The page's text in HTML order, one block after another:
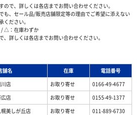
で、詳しくは各店までお問い合わせください。
、セール品/販売店舗限定等の理由でご希望に添えない
ください。
/ △：在庫わずか
詳しくは各店までお問い合わせください。
舗名 在庫
電話番号
店 お取り寄せ
0166-49-4677
店 お取り寄せ
0155-49-1377
美しが丘店 お取り寄せ
011-889-6730